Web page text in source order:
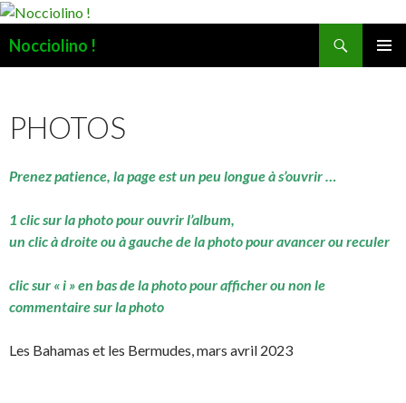
Nocciolino !
PHOTOS
Prenez patience, la page est un peu longue à s’ouvrir …
1 clic sur la photo pour ouvrir l’album,
un clic à droite ou à gauche de la photo pour avancer ou reculer
clic sur « i » en bas de la photo pour afficher ou non le
commentaire sur la photo
Les Bahamas et les Bermudes, mars avril 2023